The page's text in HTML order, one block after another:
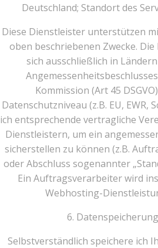
Deutschland; Standort des
Diese Dienstleister unterstützen
oben beschriebenen Zwecke.
sich ausschließlich in
Kommission (Art 45
Datenschutzniveau (z.B. EU, EWR,
ich entsprechende vertragliche
Dienstleistern, um ein
sicherstellen zu können (z.B.
oder Abschluss sogenannter
Ein Auftragsverarbeiter wird
Webhosting-
6.
Selbstverständlich speichere ich